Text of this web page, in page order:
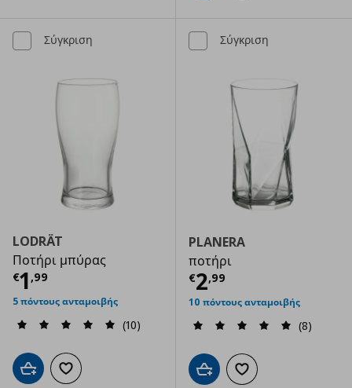
Σύγκριση
LODRÄT
Ποτήρι μπύρας
€1 ,99
Τρέχουσα τιμή € 1,99
5 πόντους ανταμοιβής
(10)
Προσθήκη στο καλάθι
Προσθήκη στα αγαπημένα
Σύγκριση
PLANERA
ποτήρι
€2,99
Τρέχουσα
10 πόντους ανταμοιβής
(8)
Προσθήκη στο καλάθι
Προσθήκη στα